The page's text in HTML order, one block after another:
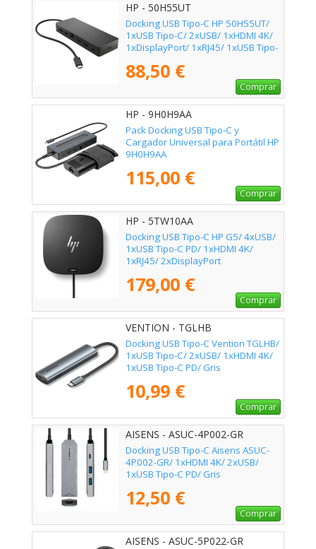
HP - 50H55UT
Docking USB Tipo-C HP 50H55UT/
1xUSB Tipo-C/ 2xUSB/ 1xHDMI 4K/
1xDisplayPort/ 1xRJ45/ 1xUSB Tipo-
88,50 €
Comprar
HP - 9H0H9AA
Pack Docking USB Tipo-C y
Cargador Universal para Portátil HP
9H0H9AA
115,00 €
Comprar
HP - 5TW10AA
Docking USB Tipo-C HP G5/ 4xUSB/
1xUSB Tipo-C PD/ 1xHDMI 4K/
1xRJ45/ 2xDisplayPort
179,00 €
Comprar
VENTION - TGLHB
Docking USB Tipo-C Vention TGLHB/
1xUSB Tipo-C/ 2xUSB/ 1xHDMI 4K/
1xUSB Tipo-C PD/ Gris
10,99 €
Comprar
AISENS - ASUC-4P002-GR
Docking USB Tipo-C Aisens ASUC-
4P002-GR/ 1xHDMI 4K/ 2xUSB/
1xUSB Tipo-C PD/ Gris
12,50 €
Comprar
AISENS - ASUC-5P022-GR